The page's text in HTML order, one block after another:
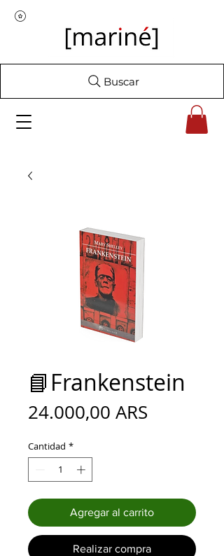
Buscar
📘Frankenstein
24.000,00 ARS
Cantidad *
Agregar al carrito
Realizar compra